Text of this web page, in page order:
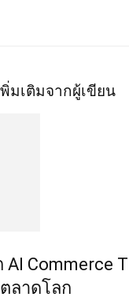
พิ่มเติมจากผู้เขียน
Commerce
ลาดโลก